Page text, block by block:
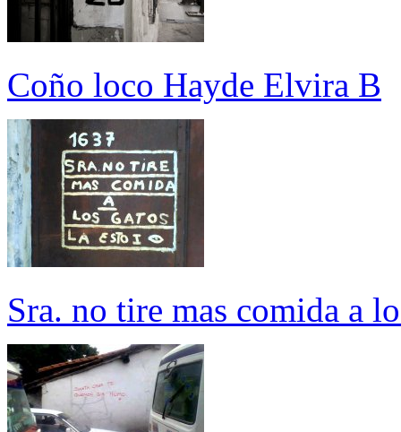
Coño loco Hayde Elvira B
Sra. no tire mas comida a